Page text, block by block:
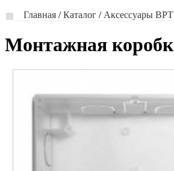
Главная /Каталог / Аксессуары BPT
Монтажная